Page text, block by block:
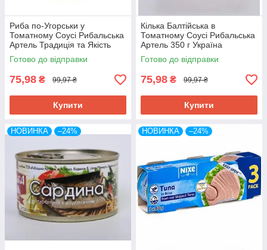
Риба по-Угорськи у
Томатному Соусі Рибальська
Артель Традиція та Якість
240 г Україна
Готово до відправки
75,98 ₴ 99,97 ₴
Купити
Кілька Балтійська в
Томатному Соусі Рибальська
Артель 350 г Україна
Готово до відправки
75,98 ₴ 99,97 ₴
Купити
НОВИНКА –24% НОВИНКА –24%